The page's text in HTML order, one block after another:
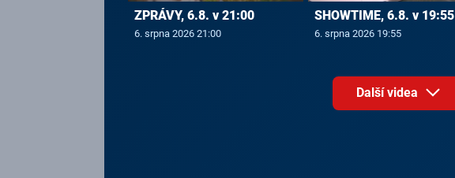
ZPRÁVY, 6.8. v 21:00
6. srpna 2026 21:00
SHOWTIME, 6.8. v 19:55
6. srpna 2026 19:55
Další videa